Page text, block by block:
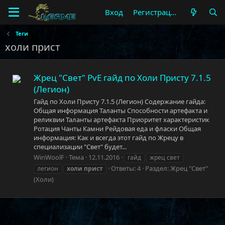
Вход Регистрация
Теги
холи прист
Жрец "Свет" PvE гайд по Холи Присту 7.1.5
(Легион)
Гайд по Холи Присту 7.1.5 (Легион) Содержание гайда:
Общая информация Таланты Способности артефакта и
реликвии Таланты артефакта Приоритет характеристик
Ротация Чанты Камни Рейдовая еда и фласки Общая
информация: Как и всегда этот гайд по Жрецу в
специализации "Свет" будет...
WinWoolF Тема 12.11.2016 гайд
жрец свет
легион
холи прист Ответы: 4 Раздел:Жрец "Свет"
(Холи)